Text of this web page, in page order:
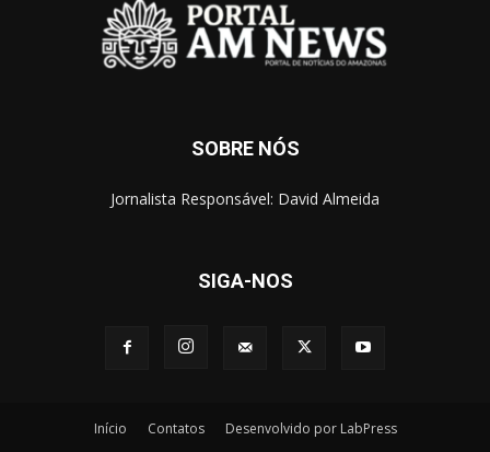
SOBRE NÓS
Jornalista Responsável: David Almeida
SIGA-NOS
Início Contatos Desenvolvido por LabPress